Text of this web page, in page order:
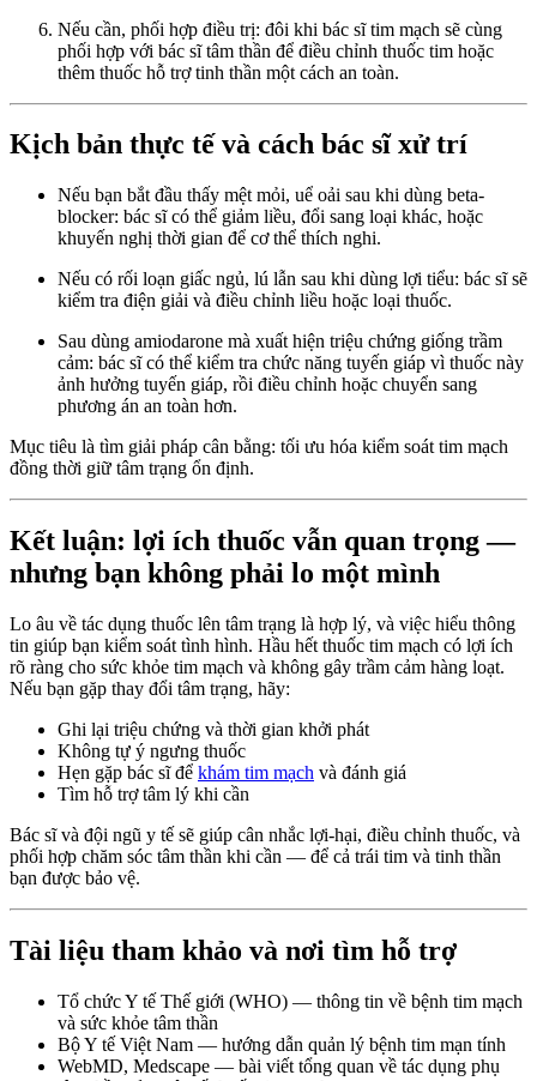
Nếu cần, phối hợp điều trị: đôi khi bác sĩ tim mạch sẽ cùng
phối hợp với bác sĩ tâm thần để điều chỉnh thuốc tim hoặc
thêm thuốc hỗ trợ tinh thần một cách an toàn.
Kịch bản thực tế và cách bác sĩ xử trí
Nếu bạn bắt đầu thấy mệt mỏi, uể oải sau khi dùng beta-
blocker: bác sĩ có thể giảm liều, đổi sang loại khác, hoặc
khuyến nghị thời gian để cơ thể thích nghi.
Nếu có rối loạn giấc ngủ, lú lẫn sau khi dùng lợi tiểu: bác sĩ sẽ
kiểm tra điện giải và điều chỉnh liều hoặc loại thuốc.
Sau dùng amiodarone mà xuất hiện triệu chứng giống trầm
cảm: bác sĩ có thể kiểm tra chức năng tuyến giáp vì thuốc này
ảnh hưởng tuyến giáp, rồi điều chỉnh hoặc chuyển sang
phương án an toàn hơn.
Mục tiêu là tìm giải pháp cân bằng: tối ưu hóa kiểm soát tim mạch
đồng thời giữ tâm trạng ổn định.
Kết luận: lợi ích thuốc vẫn quan trọng —
nhưng bạn không phải lo một mình
Lo âu về tác dụng thuốc lên tâm trạng là hợp lý, và việc hiểu thông
tin giúp bạn kiểm soát tình hình. Hầu hết thuốc tim mạch có lợi ích
rõ ràng cho sức khỏe tim mạch và không gây trầm cảm hàng loạt.
Nếu bạn gặp thay đổi tâm trạng, hãy:
Ghi lại triệu chứng và thời gian khởi phát
Không tự ý ngưng thuốc
Hẹn gặp bác sĩ để khám tim mạch và đánh giá
Tìm hỗ trợ tâm lý khi cần
Bác sĩ và đội ngũ y tế sẽ giúp cân nhắc lợi-hại, điều chỉnh thuốc, và
phối hợp chăm sóc tâm thần khi cần — để cả trái tim và tinh thần
bạn được bảo vệ.
Tài liệu tham khảo và nơi tìm hỗ trợ
Tổ chức Y tế Thế giới (WHO) — thông tin về bệnh tim mạch
và sức khỏe tâm thần
Bộ Y tế Việt Nam — hướng dẫn quản lý bệnh tim mạn tính
WebMD, Medscape — bài viết tổng quan về tác dụng phụ